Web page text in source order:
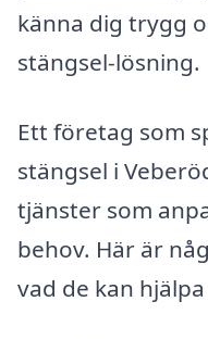
känna dig trygg
stängsel-lösning.
Ett företag som
stängsel i
tjänster som
behov. Här är
vad de kan